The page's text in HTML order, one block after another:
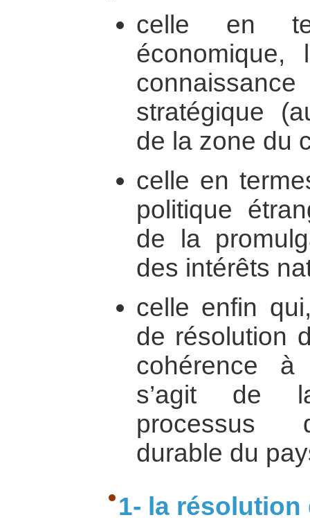
celle en
économique,
stratégique
de la zone du
celle en
politique
de la
des intérêts
celle enfin
de résolution
cohérence à
s’agit de
processus
durable du
1- la